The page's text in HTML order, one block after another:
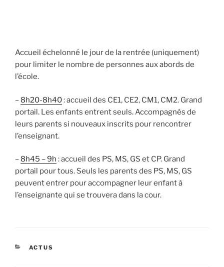
Accueil échelonné le jour de la rentrée (uniquement)
pour limiter le nombre de personnes aux abords de
l’école.
– 8h20-8h40: accueil des CE1, CE2, CM1, CM2. Grand
portail. Les enfants entrent seuls. Accompagnés de
leurs parents si nouveaux inscrits pour rencontrer
l’enseignant.
– 8h45 – 9h : accueil des PS, MS, GS et CP. Grand
portail pour tous. Seuls les parents des PS, MS, GS
peuvent entrer pour accompagner leur enfant à
l’enseignante qui se trouvera dans la cour.
CATÉGORIES
ACTUS